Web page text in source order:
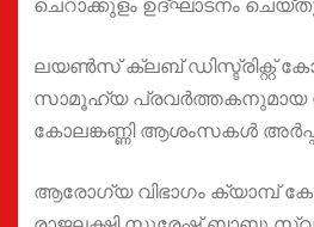
ചെറാക്കുളം ഉദ്ഘാടനം
ലയൺസ് ക്ലബ്‌ ഡിസ്ട്രിക്റ്റ്
സാമൂഹ്യ
കോലങ്കണ്ണി ആശംസകൾ
ആരോഗ്യ വിഭാഗം ക്യാമ്പ്